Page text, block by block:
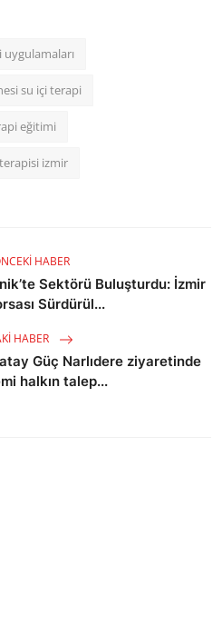
su içi terapi
eğitimi
izmir
HABER
Sektörü Buluşturdu: İzmir
Sürdürül...
HABER
Güç Narlıdere ziyaretinde
halkın talep...